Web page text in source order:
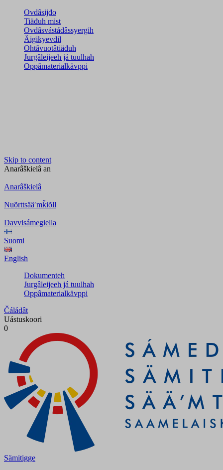
Ovdâsijđo
Tiäđuh mist
Ovdâsvástádâssyergih
Äigikyevdil
Ohtâvuotâtiäđuh
Jurgâleijeeh já tuulhah
Oppâmaterialkävppi
Skip to content
Anarâškielâ an
Anarâškielâ
Nuõrttsääʹmǩiõll
Davvisámegiella
Suomi
English
Dokumenteh
Jurgâleijeeh já tuulhah
Oppâmaterialkävppi
Čáládât
Uástuskoori
0
Sämitigge